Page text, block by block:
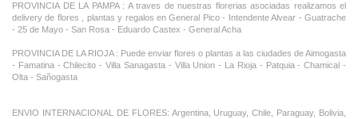
PROVINCIA DE LA PAMPA : A traves de nuestras florerias asociadas realizamos el
delivery de flores , plantas y regalos en General Pico - Intendente Alvear - Guatrache
- 25 de Mayo - San Rosa - Eduardo Castex - General Acha
PROVINCIA DE LA RIOJA : Puede enviar flores o plantas a las ciudades de Aimogasta
- Famatina - Chilecito - Villa Sanagasta - Villa Union - La Rioja - Patquia - Chamical -
Olta - Sañogasta
ENVIO INTERNACIONAL DE FLORES: Argentina, Uruguay, Chile, Paraguay, Bolivia,